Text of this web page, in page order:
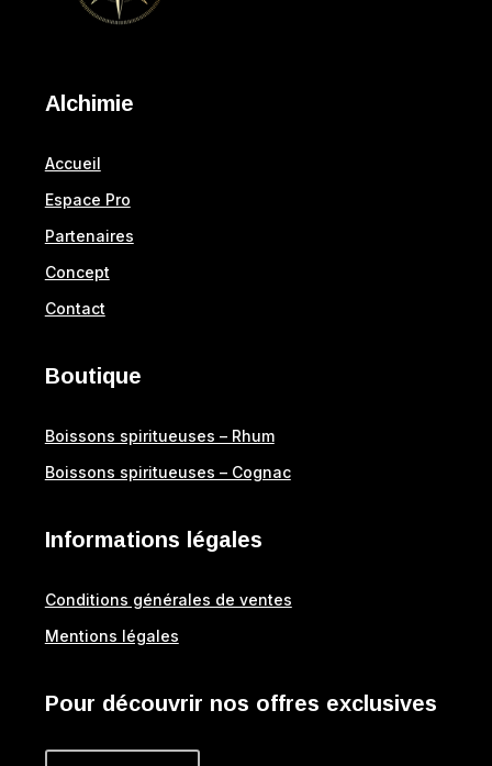
Alchimie
Accueil
Espace Pro
Partenaires
Concept
Contact
Boutique
Boissons spiritueuses – Rhum
Boissons spiritueuses – Cognac
Informations légales
Conditions générales de ventes
Mentions légales
Pour découvrir nos offres exclusives